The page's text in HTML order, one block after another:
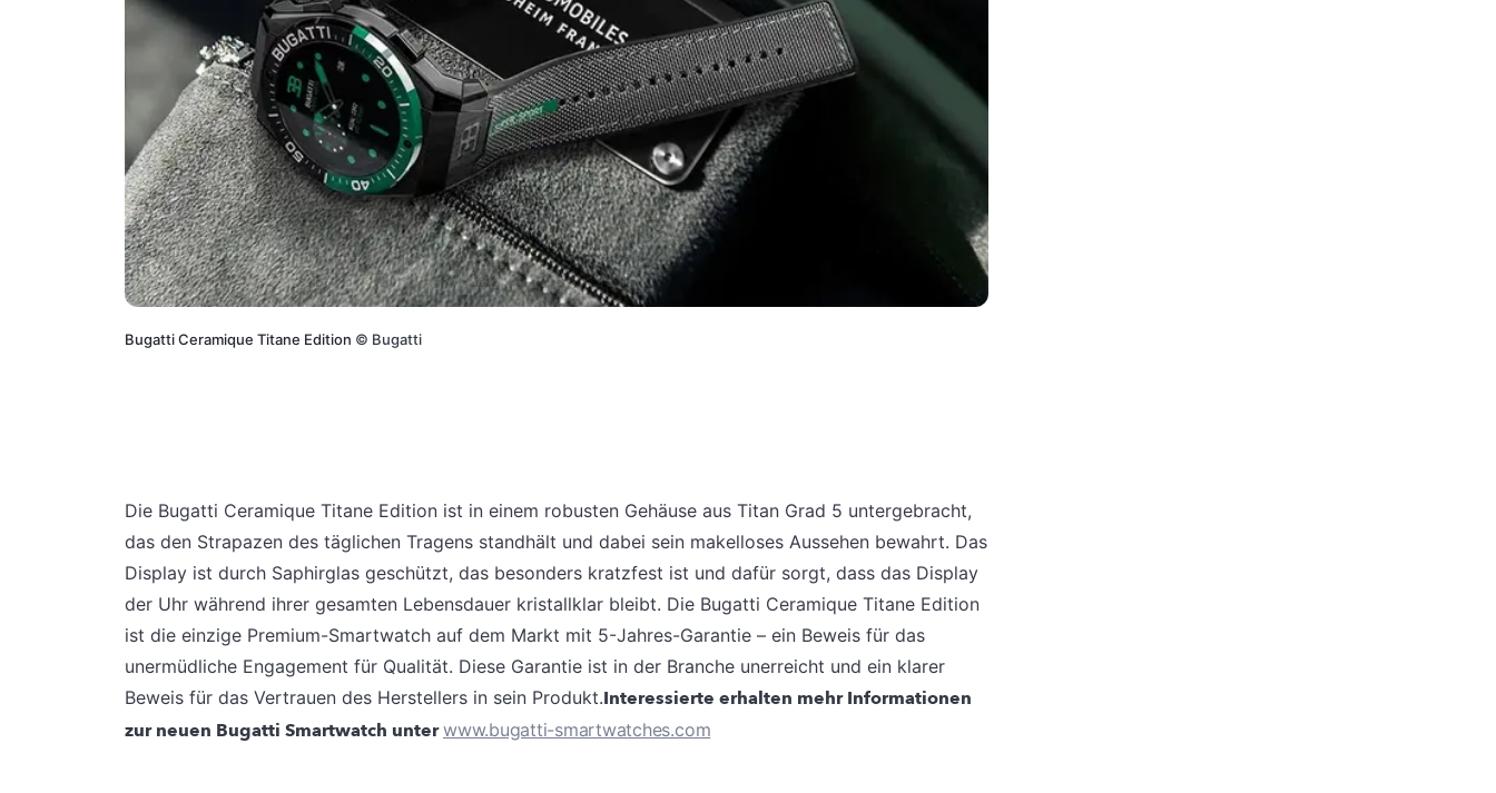
Bugatti Ceramique Titane Edition © Bugatti
Die Bugatti Ceramique Titane Edition ist in einem robusten Gehäuse aus Titan Grad 5 untergebracht,
das den Strapazen des täglichen Tragens standhält und dabei sein makelloses Aussehen bewahrt. Das
Display ist durch Saphirglas geschützt, das besonders kratzfest ist und dafür sorgt, dass das Display
der Uhr während ihrer gesamten Lebensdauer kristallklar bleibt. Die Bugatti Ceramique Titane Edition
ist die einzige Premium-Smartwatch auf dem Markt mit 5-Jahres-Garantie – ein Beweis für das
unermüdliche Engagement für Qualität. Diese Garantie ist in der Branche unerreicht und ein klarer
Beweis für das Vertrauen des Herstellers in sein Produkt.Interessierte erhalten mehr Informationen
zur neuen Bugatti Smartwatch unterwww.bugatti-smartwatches.com